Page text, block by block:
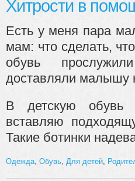
Хитрости в
Есть у меня пара
мам: что сделать,
обувь
доставляли малышу
В детскую обувь
вставляю
Такие ботинки
Одежда, Обувь, Для детей,